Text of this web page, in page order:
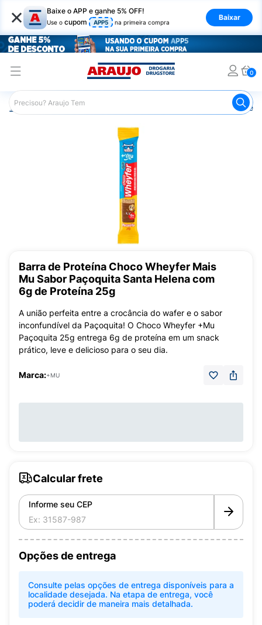
× Baixe o APP e ganhe 5% OFF!
Use o cupom APP5 na primeira compra
Baixar
0
Araujo Nutrição Saudável Barra de
Barra de Proteína Choco Wheyfer Mais
Mu Sabor Paçoquita Santa Helena com
6g de Proteína 25g
A união perfeita entre a crocância do wafer e o sabor
inconfundível da Paçoquita! O Choco Wheyfer +Mu
Paçoquita 25g entrega 6g de proteína em um snack
prático, leve e delicioso para o seu dia.
Marca:+MU
Calcular frete
Informe seu CEP
Opções de entrega
Consulte pelas opções de entrega disponíveis para a
localidade desejada. Na etapa de entrega, você
poderá decidir de maneira mais detalhada.